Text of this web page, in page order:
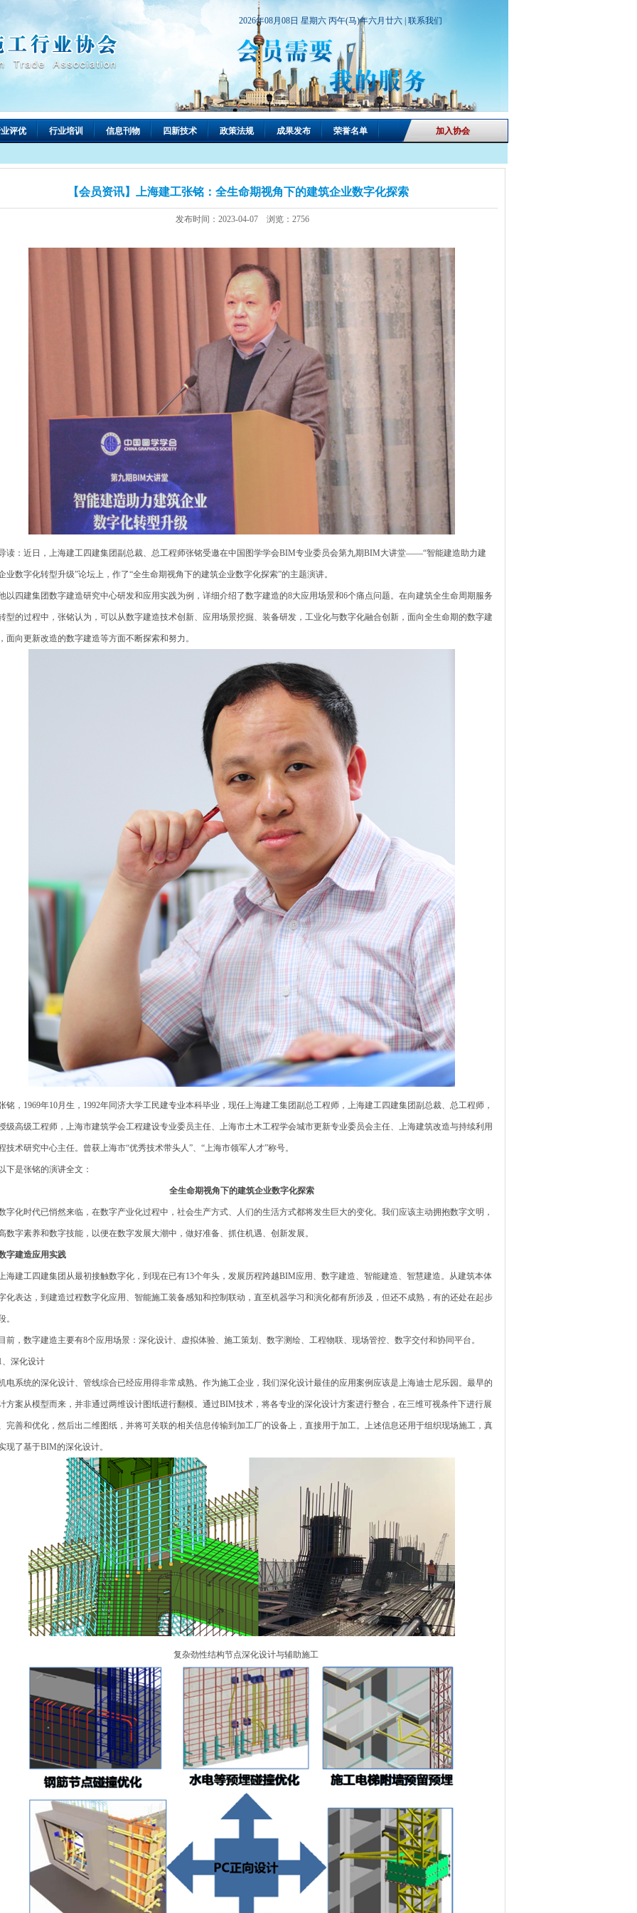
2026年08月08日 星期六 丙午(马)年六月廿六 | 联系我们
评优 行业培训 信息刊物 四新技术 政策法规 成果发布 荣誉名单 加入协会
【会员资讯】上海建工张铭：全生命期视角下的建筑企业数字化探索
发布时间：2023-04-07 浏览：2756
：近日，上海建工四建集团副总裁、总工程师张铭受邀在中国图学学会BIM专业委员会第九期BIM大讲堂——“智能建造助力建
业数字化转型升级”论坛上，作了“全生命期视角下的建筑企业数字化探索”的主题演讲。
四建集团数字建造研究中心研发和应用实践为例，详细介绍了数字建造的8大应用场景和6个痛点问题。在向建筑全生命周期服务
型的过程中，张铭认为，可以从数字建造技术创新、应用场景挖掘、装备研发，工业化与数字化融合创新，面向全生命期的数字建
面向更新改造的数字建造等方面不断探索和努力。
，1969年10月生，1992年同济大学工民建专业本科毕业，现任上海建工集团副总工程师，上海建工四建集团副总裁、总工程师，
级高级工程师，上海市建筑学会工程建设专业委员主任、上海市土木工程学会城市更新专业委员会主任、上海建筑改造与持续利用
技术研究中心主任。曾获上海市“优秀技术带头人”、“上海市领军人才”称号。
是张铭的演讲全文：
全生命期视角下的建筑企业数字化探索
化时代已悄然来临，在数字产业化过程中，社会生产方式、人们的生活方式都将发生巨大的变化。我们应该主动拥抱数字文明，
数字素养和数字技能，以便在数字发展大潮中，做好准备、抓住机遇、创新发展。
建造应用实践
建工四建集团从最初接触数字化，到现在已有13个年头，发展历程跨越BIM应用、数字建造、智能建造、智慧建造。从建筑本体
化表达，到建造过程数字化应用、智能施工装备感知和控制联动，直至机器学习和演化都有所涉及，但还不成熟，有的还处在起步
。
，数字建造主要有8个应用场景：深化设计、虚拟体验、施工策划、数字测绘、工程物联、现场管控、数字交付和协同平台。
深化设计
系统的深化设计、管线综合已经应用得非常成熟。作为施工企业，我们深化设计最佳的应用案例应该是上海迪士尼乐园。最早的
方案从模型而来，并非通过两维设计图纸进行翻模。通过BIM技术，将各专业的深化设计方案进行整合，在三维可视条件下进行展
完善和优化，然后出二维图纸，并将可关联的相关信息传输到加工厂的设备上，直接用于加工。上述信息还用于组织现场施工，真
现了基于BIM的深化设计。
复杂劲性结构节点深化设计与辅助施工